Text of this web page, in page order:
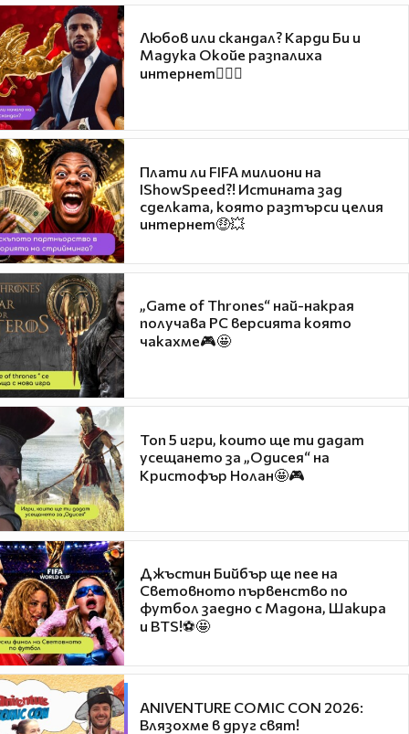
Любов или скандал? Карди Би и
Мадука Окойе разпалиха
интернет❤️‍🔥🔥
Плати ли FIFA милиони на
IShowSpeed?! Истината зад
сделката, която разтърси целия
интернет🤑💥
„Game of Thrones“ най-накрая
получава PC версията която
чакахме🎮🤩
Топ 5 игри, които ще ти дадат
усещането за „Одисея“ на
Кристофър Нолан🤩🎮
Джъстин Бийбър ще пее на
Световното първенство по
футбол заедно с Мадона, Шакира
и BTS!⚽🤩
ANIVENTURE COMIC CON 2026:
Влязохме в друг свят!